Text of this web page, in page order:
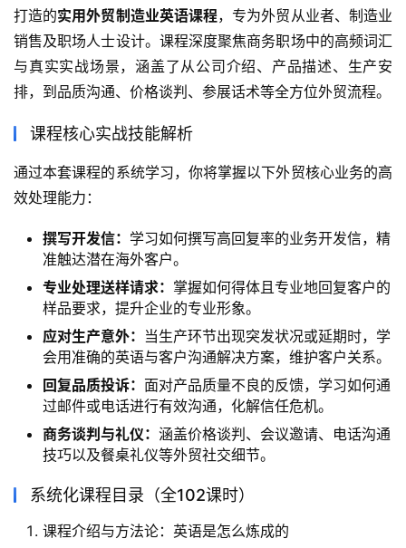
打造的实用外贸制造业英语课程，专为外贸从业者、制造业
销售及职场人士设计。课程深度聚焦商务职场中的高频词汇
与真实实战场景，涵盖了从公司介绍、产品描述、生产安
排，到品质沟通、价格谈判、参展话术等全方位外贸流程。
课程核心实战技能解析
通过本套课程的系统学习，你将掌握以下外贸核心业务的高
效处理能力：
撰写开发信： 学习如何撰写高回复率的业务开发信，精
准触达潜在海外客户。
专业处理送样请求： 掌握如何得体且专业地回复客户的
样品要求，提升企业的专业形象。
应对生产意外： 当生产环节出现突发状况或延期时，学
会用准确的英语与客户沟通解决方案，维护客户关系。
回复品质投诉： 面对产品质量不良的反馈，学习如何通
过邮件或电话进行有效沟通，化解信任危机。
商务谈判与礼仪： 涵盖价格谈判、会议邀请、电话沟通
技巧以及餐桌礼仪等外贸社交细节。
系统化课程目录（全102课时）
课程介绍与方法论：英语是怎么炼成的